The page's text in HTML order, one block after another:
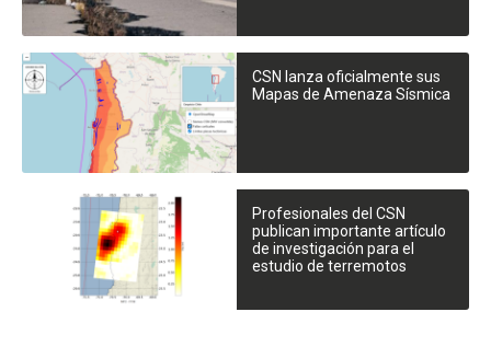
CSN lanza oficialmente sus
Mapas de Amenaza Sísmica
Profesionales del CSN
publican importante artículo
de investigación para el
estudio de terremotos